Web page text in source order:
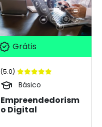
Grátis
(5.0)
Básico
Empreendedorism
o Digital